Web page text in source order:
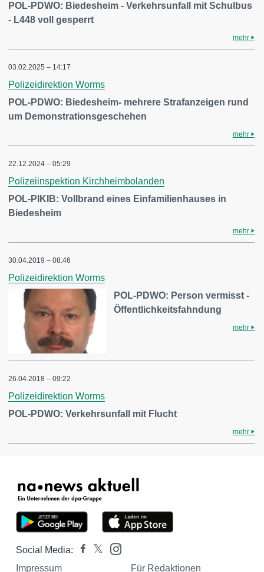
POL-PDWO: Biedesheim - Verkehrsunfall mit Schulbus
- L448 voll gesperrt
mehr
03.02.2025 – 14:17
Polizeidirektion Worms
POL-PDWO: Biedesheim- mehrere Strafanzeigen rund
um Demonstrationsgeschehen
mehr
22.12.2024 – 05:29
Polizeiinspektion Kirchheimbolanden
POL-PIKIB: Vollbrand eines Einfamilienhauses in
Biedesheim
mehr
30.04.2019 – 08:46
Polizeidirektion Worms
POL-PDWO: Person vermisst -
Öffentlichkeitsfahndung
mehr
26.04.2018 – 09:22
Polizeidirektion Worms
POL-PDWO: Verkehrsunfall mit Flucht
mehr
Social Media:
Impressum
Für Redaktionen